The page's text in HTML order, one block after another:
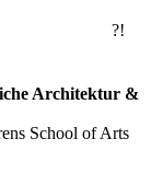
?!
Architektur &
School of Arts